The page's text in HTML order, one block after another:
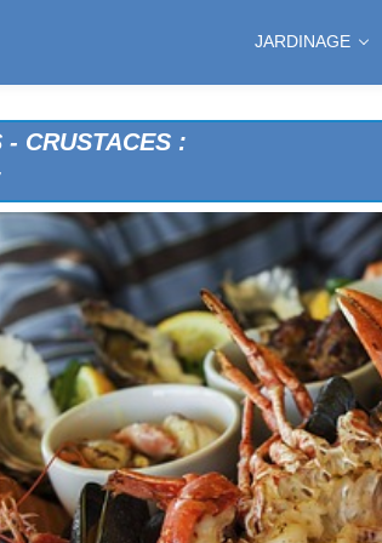
JARDINAGE
CRUSTACES :
BEARNAISE
CREME
HOLLANDAISE